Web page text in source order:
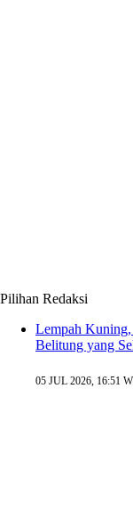
Pilihan Redaksi
Lempah Kuning,
Belitung yang
05 JUL 2026, 16:51